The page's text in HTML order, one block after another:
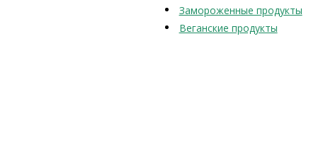
Замороженные продукты
Веганские продукты